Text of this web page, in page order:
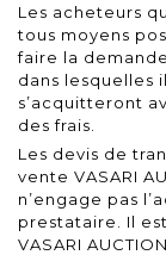
Les acheteurs
tous moyens
faire la
dans lesquelles
s’acquitteront
des frais.
Les devis de
vente VASARI
n’engage pas
prestataire. Il
VASARI